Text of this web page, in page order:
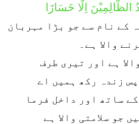
الظَّالِمِیْنَ اِلَّا خَسَارًا
کے نام سے جو بڑا مہربان
والا ہے۔
ہے اور تیری طرف
پس زندہ رکھ ہمیں اے
کے ساتھ اور داخل فرما
جو سلامتی والا ہے